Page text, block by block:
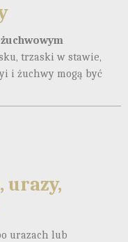
trzaski w stawie,
i żuchwy mogą być
urazy,
urazach lub